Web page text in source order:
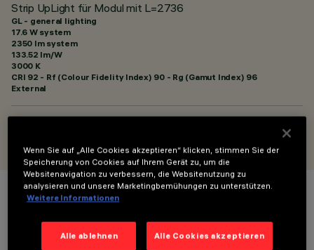
Strip UpLight für Modul mit L=2736
GL - general lighting
17.6 W system
2350 lm system
133.52 lm/W
3000 K
CRI 92 - Rf (Colour Fidelity Index) 90 - Rg (Gamut Index) 96
External
FARBE
Wenn Sie auf „Alle Cookies akzeptieren“ klicken, stimmen Sie der
Speicherung von Cookies auf Ihrem Gerät zu, um die
Websitenavigation zu verbessern, die Websitenutzung zu
analysieren und unsere Marketingbemühungen zu unterstützen.
Weitere Informationen
Alle ablehnen Alle Cookies akzeptieren